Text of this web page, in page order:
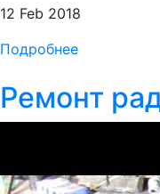
12 Feb 2018
Подробнее
Ремонт